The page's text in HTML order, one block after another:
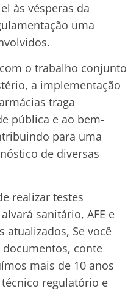
às vésperas da
uma
o trabalho conjunto
a implementação
traga
pública e ao bem-
para uma
de diversas
realizar testes
sanitário, AFE e
atualizados, Se você
conte
mais de 10 anos
regulatório e